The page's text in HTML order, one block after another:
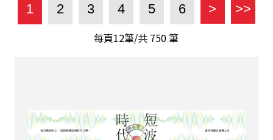
1 2 3 4 5 6 > >>
每頁12筆/共 750筆